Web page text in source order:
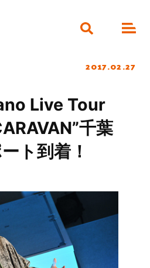
2017.02.27
Live Tour
千葉
ト到着！